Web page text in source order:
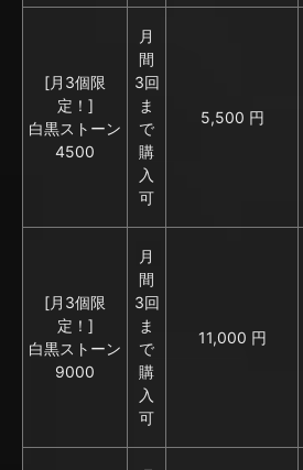
[月3個限
定！]
白黒ストーン
4500
月
間
3回
ま
で
購
入
可
5,500 円
[月3個限
定！]
白黒ストーン
9000
月
間
3回
ま
で
購
入
可
11,000 円